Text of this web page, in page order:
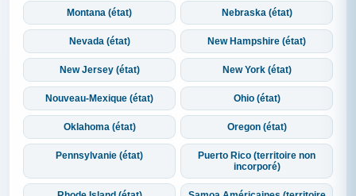
Montana (état) Nebraska (état)
Nevada (état) New Hampshire (état)
New Jersey (état) New York (état)
Nouveau-Mexique (état) Ohio (état)
Oklahoma (état) Oregon (état)
Pennsylvanie (état)
Puerto Rico (territoire non
incorporé)